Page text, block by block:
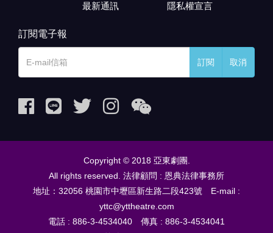
最新通訊
隱私權宣言
訂閱電子報
訂閱 取消
Copyright © 2018 亞東劇團.
All rights reserved. 法律顧問 : 恩典法律事務所
地址：32056 桃園市中壢區新生路二段423號 E-mail :
yttc@yttheatre.com
電話 : 886-3-4534040 傳真 : 886-3-4534041